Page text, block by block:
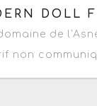
28 août
DOLL
de
non